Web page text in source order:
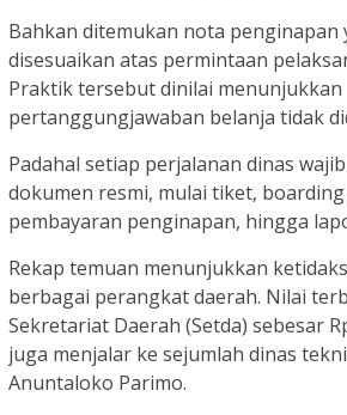
Bahkan ditemukan nota penginapan
disesuaikan atas permintaan
Praktik tersebut dinilai menunjukkan
pertanggungjawaban belanja tidak
Padahal setiap perjalanan dinas
dokumen resmi, mulai tiket,
pembayaran penginapan, hingga
Rekap temuan menunjukkan
berbagai perangkat daerah. Nilai
Sekretariat Daerah (Setda) sebesar
juga menjalar ke sejumlah dinas
Anuntaloko Parimo.